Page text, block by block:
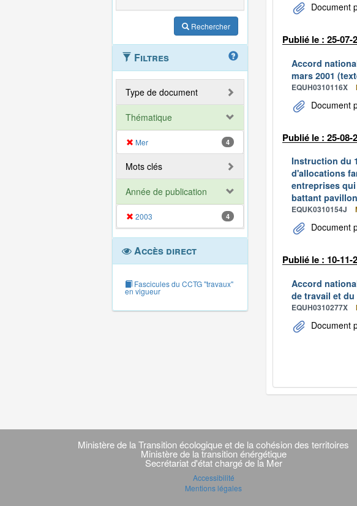
Rechercher
Filtres
Type de document
Thématique
Mer 4
Mots clés
Année de publication
2003 4
Accès direct
Fascicules du CCTG "travaux"
en vigueur
Document
Publié le : 25-07-
Accord
mars 2001
EQUH0310116X
Document
Publié le : 25-08-
Instruction du
d'allocations
entreprises
battant
EQUK0310154J
Document
Publié le : 10-11-
Accord
de travail et
EQUH0310277X
Document
Navigation
transverseMinistère de la Transition écologique et de la cohésion des territoires
Ministère de la transition énérgétique
Secrétariat d'état chargé de la Mer
Accessibilité
Mentions légales